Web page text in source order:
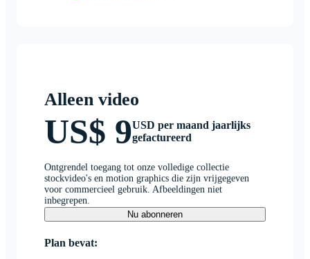
Alleen video
US$ 9USD per maand jaarlijks
gefactureerd
Ontgrendel toegang tot onze volledige collectie
stockvideo's en motion graphics die zijn vrijgegeven
voor commercieel gebruik. Afbeeldingen niet
inbegrepen.
Nu abonneren
Plan bevat: